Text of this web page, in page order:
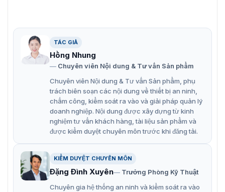
Các chức năng phân tích hành vi mạnh mẽ, dựa trên
thuật toán học sâu: Vượt qua ranh giới, xâm nhập, ra
Báo động nhiệt độ bất thường đáng tin cậy.
Thuật toán phát hiện cháy tiên tiến.
TÁC GIẢ
Hồng Nhung
Chuyên viên Nội dung & Tư vấn Sản phẩm
Chuyên viên Nội dung & Tư vấn Sản phẩm, phụ
trách biên soạn các nội dung về thiết bị an ninh,
chấm công, kiểm soát ra vào và giải pháp quản lý
doanh nghiệp. Nội dung được xây dựng từ kinh
nghiệm tư vấn khách hàng, tài liệu sản phẩm và
được kiểm duyệt chuyên môn trước khi đăng tải.
KIỂM DUYỆT CHUYÊN MÔN
Đặng Đình Xuyên
Trưởng Phòng Kỹ Thuật
Chuyên gia hệ thống an ninh và kiểm soát ra vào